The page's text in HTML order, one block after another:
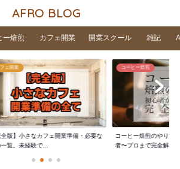
AFRO BLOG
ー焙煎 カフェ開業 開業スクール 雑記
ェ開業
全版】小さなカフェ開業準備・必要な
一覧。未経験で...
コーヒー焙煎
コーヒー焙煎のやり方
者〜プロまで完全解...